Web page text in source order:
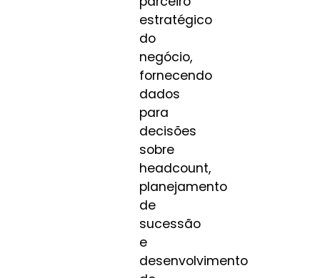
estratégico
do
negócio,
fornecendo
dados
para
decisões
sobre
headcount,
planejamento
de
sucessão
e
desenvolvimento